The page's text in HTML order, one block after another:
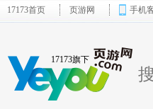
17173首页 页游网 手机
17173旗下